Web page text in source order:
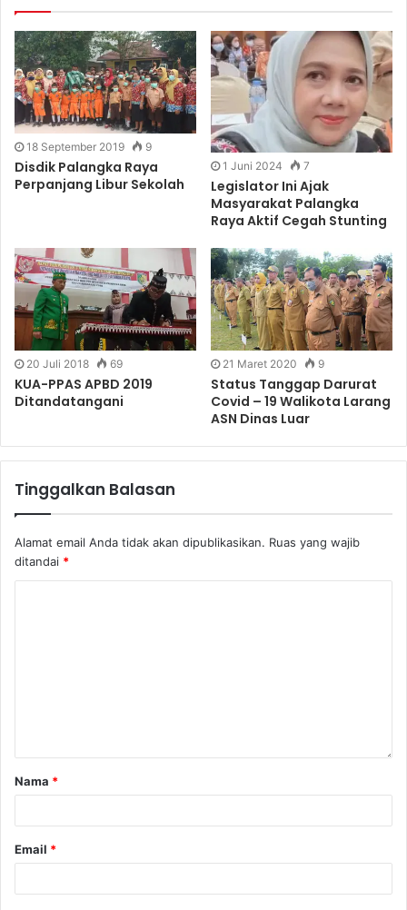
18 September 2019 9
Disdik Palangka Raya
Perpanjang Libur Sekolah
1 Juni 2024 7
Legislator Ini Ajak
Masyarakat Palangka
Raya Aktif Cegah Stunting
20 Juli 2018 69
KUA-PPAS APBD 2019
Ditandatangani
21 Maret 2020 9
Status Tanggap Darurat
Covid – 19 Walikota Larang
ASN Dinas Luar
Tinggalkan Balasan
Alamat email Anda tidak akan dipublikasikan. Ruas yang wajib
ditandai *
Nama *
Email *